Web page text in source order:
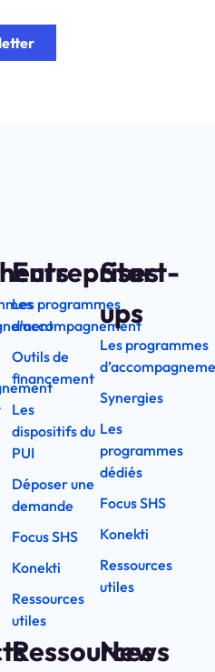
Entreprises
Les programmes
d'accompagnement
Outils de
financement
Les
dispositifs du
PUI
Déposer une
demande
Focus SHS
Konekti
Ressources
utiles
Start-
ups
Les programmes
Synergies
Les
programmes
dédiés
Focus SHS
Konekti
Ressources
utiles
Ressources
News